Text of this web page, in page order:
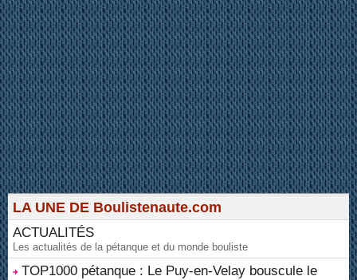
LA UNE DE Boulistenaute.com
ACTUALITÉS
Les actualités de la pétanque et du monde bouliste
TOP1000 pétanque : Le Puy-en-Velay bouscule le